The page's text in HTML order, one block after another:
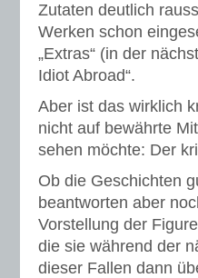
Zutaten deutlich
Werken schon
„Extras“ (in der
Idiot Abroad“.
Aber ist das wirklich
nicht auf bewährte
sehen möchte: Der
Ob die Geschichten
beantworten aber
Vorstellung der
die sie während der
dieser Fallen dann